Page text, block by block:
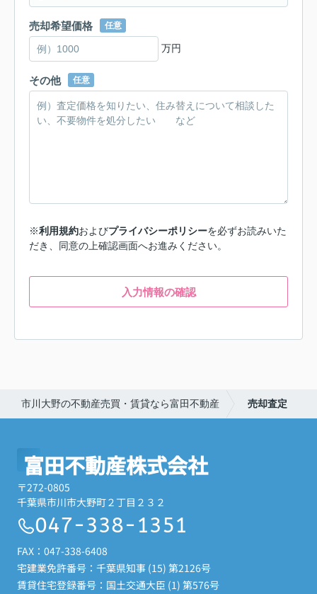
売却希望価格 任意
万円
その他 任意
※利用規約およびプライバシーポリシーを必ずお読みいた
だき、同意の上確認画面へお進みください。
入力情報の確認
市川大野の不動産売買・賃貸なら富田不動産 売却査定
富田不動産株式会社
〒272-0805
千葉県市川市大野町２丁目２３２
047-338-1351
FAX：047-338-6408
宅建業免許番号：千葉県知事 (15) 第2126号
賃貸住宅登録番号：国土交通大臣 (1) 第576号